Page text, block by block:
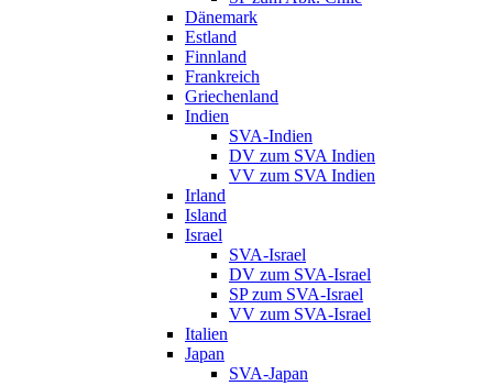
Dänemark
Estland
Finnland
Frankreich
Griechenland
Indien
SVA-Indien
DV zum SVA Indien
VV zum SVA Indien
Irland
Island
Israel
SVA-Israel
DV zum SVA-Israel
SP zum SVA-Israel
VV zum SVA-Israel
Italien
Japan
SVA-Japan